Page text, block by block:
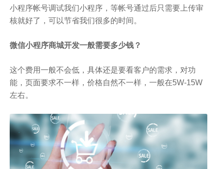
小程序帐号调试我们小程序，等帐号通过后只需要上传审
核就好了，可以节省我们很多的时间。
微信小程序商城开发一般需要多少钱？
这个费用一般不会低，具体还是要看客户的需求，对功
能，页面要求不一样，价格自然不一样，一般在5W-15W
左右。